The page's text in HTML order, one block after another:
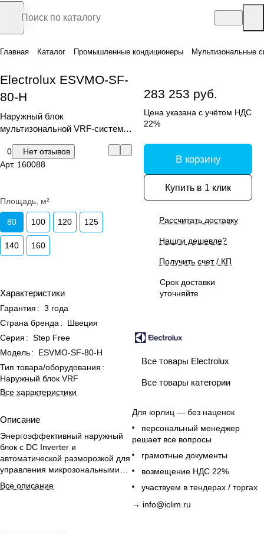
Главная Каталог Промышленные кондиционеры Мультизональные
Electrolux ESVMO-SF-
80-H
Наружный блок
мультизональной VRF-системы,
0
Нет отзывов
Арт. 160088
Площадь, м²
80 100 120 125
140 160
Характеристики
Гарантия : 3 года
Страна бренда :
Швеция
Серия : Step Free
Модель:
ESVMO-SF-80-H
Тип товара/оборудования :
Наружный блок VRF
Все характеристики
Описание
Энергоэффективный наружный
блок с DC Inverter и
автоматической разморозкой для
управления микрозональными
VRF-системами до 5 внутренних
блоков.
Все описание
283 253 руб.
Цена указана с учётом НДС
22%
В корзину
Купить в 1 клик
Рассчитать доставку
Нашли дешевле?
Получить счет / КП
Срок доставки
уточняйте
Все товары Electrolux
Все товары категории
Для юрлиц — без наценок
персональный менеджер
решает все вопросы
грамотные документы
возмещение НДС 22%
участвуем в тендерах / торгах
→ info@iclim.ru